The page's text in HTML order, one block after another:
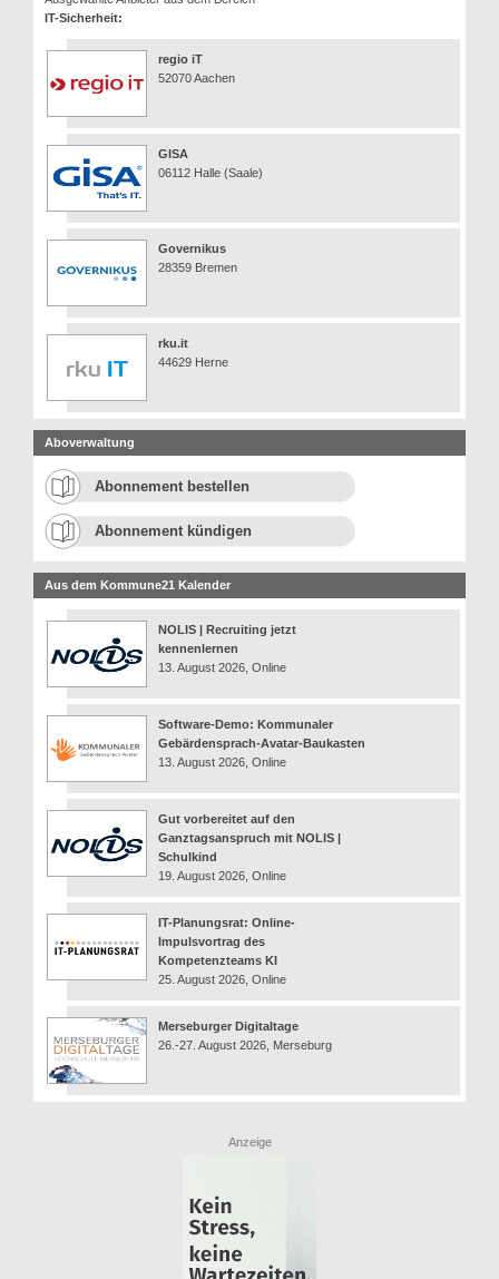
IT-Sicherheit:
regio iT
52070 Aachen
GISA
06112 Halle (Saale)
Governikus
28359 Bremen
rku.it
44629 Herne
Aboverwaltung
Abonnement bestellen
Abonnement kündigen
Aus dem Kommune21 Kalender
NOLIS | Recruiting jetzt
kennenlernen
13. August 2026, Online
Software-Demo: Kommunaler
Gebärdensprach-Avatar-Baukasten
13. August 2026, Online
Gut vorbereitet auf den
Ganztagsanspruch mit NOLIS |
Schulkind
19. August 2026, Online
IT-Planungsrat: Online-
Impulsvortrag des
Kompetenzteams KI
25. August 2026, Online
Merseburger Digitaltage
26.-27. August 2026, Merseburg
Anzeige